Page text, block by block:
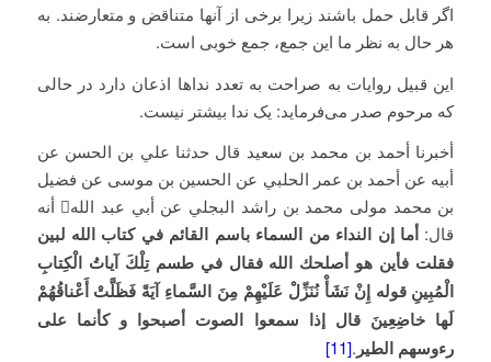
اگر قابل حمل باشند زیرا برخی از آنها متناقض و متعارضند. به
هر حال به نظر ما این جمع، جمع خوبی است.
این قبیل روایات به صراحت به تعدد نداها اذعان دارد در حالی
که مرحوم صدر می‌فرماید: یک ندا بیشتر نیست.
أخبرنا أحمد بن محمد بن سعيد قال حدثنا علي بن الحسن عن
أبيه عن أحمد بن عمر الحلبي عن الحسين بن موسى عن فضيل
بن محمد مولى محمد بن راشد البجلي عن أبي عبد الله أنه
قال:أما إن النداء من السماء باسم القائم في كتاب الله لبين
فقلت فأين هو أصلحك الله فقال في طسم تِلْكَ آياتُ الْكِتابِ
الْمُبِينِ قوله إِنْ نَشَأْ نُنَزِّلْ عَلَيْهِمْ مِنَ السَّماءِ آيَةً فَظَلَّتْ أَعْناقُهُمْ
لَها خاضِعِينَ قال إذا سمعوا الصوت أصبحوا و كأنما على
رءوسهم الطير .
[11]